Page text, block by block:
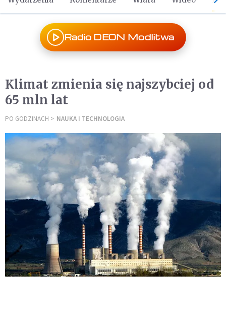
Radio DEON Modlitwa
Klimat zmienia się najszybciej od
65 mln lat
PO GODZINACH NAUKA I TECHNOLOGIA